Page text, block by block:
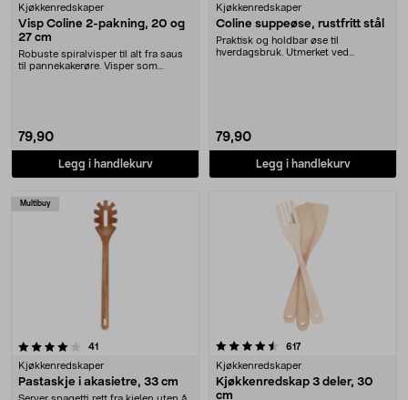
Kjøkkenredskaper
Visp Coline 2-pakning, 20 og
27 cm
Robuste spiralvisper til alt fra saus
til pannekakerøre. Visper som
79,90
Legg i handlekurv
Kjøkkenredskaper
Coline suppeøse, rustfritt stål
Praktisk og holdbar øse til
hverdagsbruk. Utmerket ved
79,90
Legg i handlekurv
Multibuy
41
Kjøkkenredskaper
Pastaskje i akasietre, 33 cm
4.5 av 5 stjerner 617anmeldelser
Kjøkkenredskaper
Kjøkkenredskap 3 deler, 30
cm